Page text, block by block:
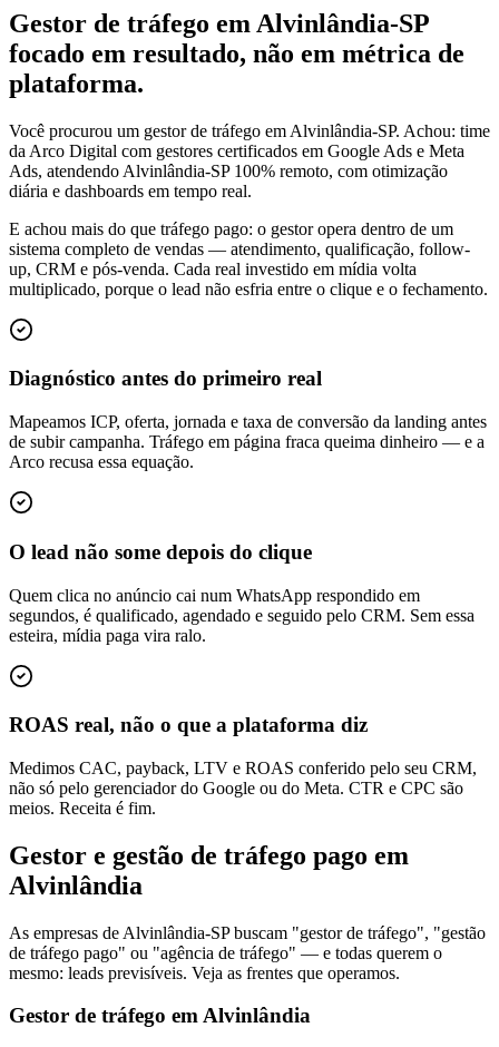
Gestor de tráfego em Alvinlândia-SP
focado em resultado, não em métrica de
plataforma.
Você procurou um gestor de tráfego em Alvinlândia-SP. Achou: time
da Arco Digital com gestores certificados em Google Ads e Meta
Ads, atendendo Alvinlândia-SP 100% remoto, com otimização
diária e dashboards em tempo real.
E achou mais do que tráfego pago: o gestor opera dentro de um
sistema completo de vendas — atendimento, qualificação, follow-
up, CRM e pós-venda. Cada real investido em mídia volta
multiplicado, porque o lead não esfria entre o clique e o fechamento.
Diagnóstico antes do primeiro real
Mapeamos ICP, oferta, jornada e taxa de conversão da landing antes
de subir campanha. Tráfego em página fraca queima dinheiro — e a
Arco recusa essa equação.
O lead não some depois do clique
Quem clica no anúncio cai num WhatsApp respondido em
segundos, é qualificado, agendado e seguido pelo CRM. Sem essa
esteira, mídia paga vira ralo.
ROAS real, não o que a plataforma diz
Medimos CAC, payback, LTV e ROAS conferido pelo seu CRM,
não só pelo gerenciador do Google ou do Meta. CTR e CPC são
meios. Receita é fim.
Gestor e gestão de tráfego pago em
Alvinlândia
As empresas de Alvinlândia-SP buscam "gestor de tráfego", "gestão
de tráfego pago" ou "agência de tráfego" — e todas querem o
mesmo: leads previsíveis. Veja as frentes que operamos.
Gestor de tráfego em Alvinlândia